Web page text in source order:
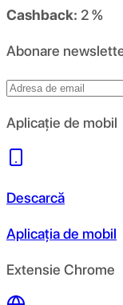
Cashback: 2 %
Abonare
Aplicație de mobil
Descarcă
Aplicația de mobil
Extensie Chrome